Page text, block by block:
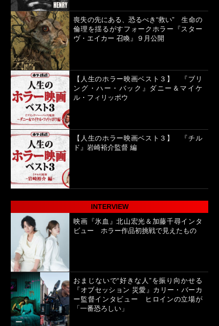
喪失の先にある、恐るべき“救い” 生命の
倫理を揺るがすフォークホラー『スター
ヴ・エイカー 召喚』９月公開
【人生のホラー映画ベスト３】 『ブリ
ング・ハー・バック』ダニー＆マイケ
ル・フィリッポウ
【人生のホラー映画ベスト３】 『チル
ド』岩崎裕介監督 編
INTERVIEW
映画『氷血』北山宏光＆加藤千尋インタ
ビュー ホラー作品初挑戦で見えたもの
おまじないで“好きな人”を振り向かせる
『オブセッション 災愛』カリー・バーカ
ー監督インタビュー ヒロインの立場が
「一番恐ろしい」